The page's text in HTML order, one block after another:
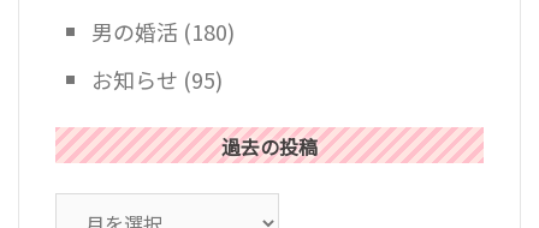
男の婚活 (180)
お知らせ (95)
過去の投稿